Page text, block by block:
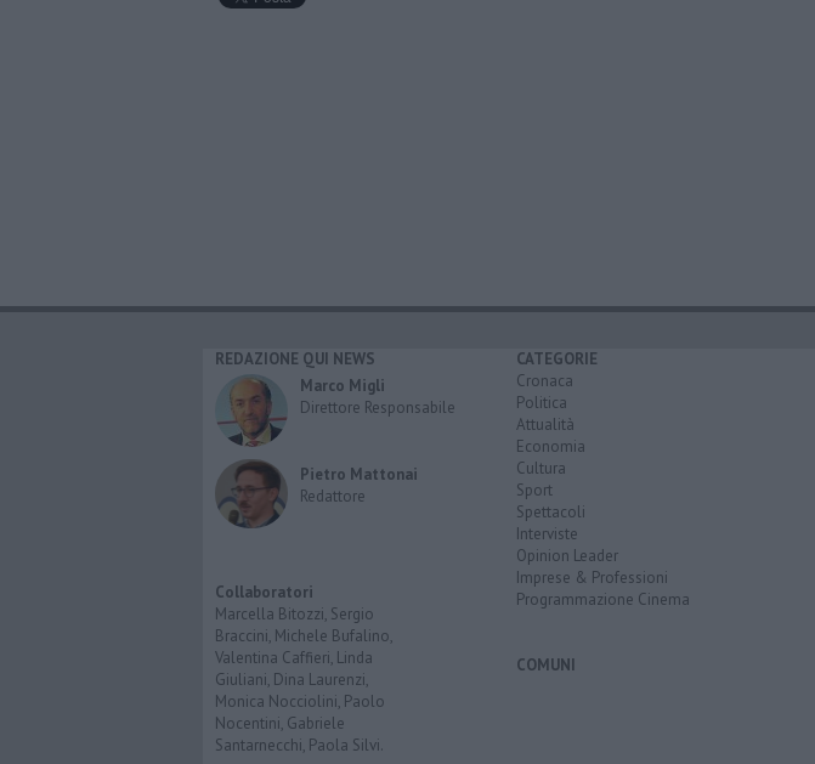
REDAZIONE QUI NEWS
Marco Migli
Direttore Responsabile
Pietro Mattonai
Redattore
Collaboratori
Marcella Bitozzi, Sergio
Braccini, Michele Bufalino,
Valentina Caffieri, Linda
Giuliani, Dina Laurenzi,
Monica Nocciolini, Paolo
Nocentini, Gabriele
Santarnecchi, Paola Silvi.
CATEGORIE
Cronaca
Politica
Attualità
Economia
Cultura
Sport
Spettacoli
Interviste
Opinion Leader
Imprese & Professioni
Programmazione Cinema
COMUNI